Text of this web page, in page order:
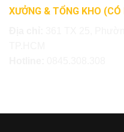
XƯỞNG & TỔNG KHO